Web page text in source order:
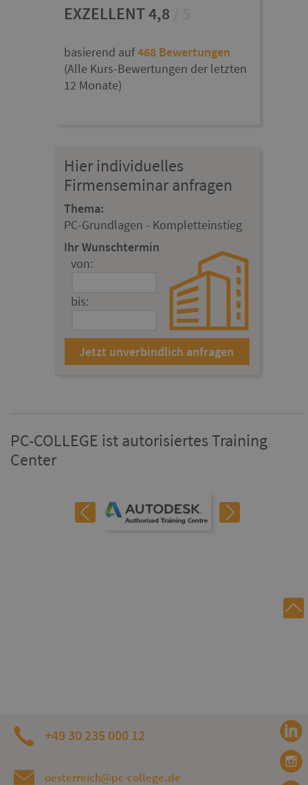
EXZELLENT 4,8
basierend auf468 Bewertungen
(Alle Kurs-Bewertungen der letzten
12 Monate)
Hier individuelles
Firmenseminar anfragen
Thema:
PC-Grundlagen - Kompletteinstieg
Ihr Wunschtermin
von:
bis:
PC-COLLEGE ist autorisiertes Training
Center
+49 30 235 000 12
oesterreich@pc-college.de